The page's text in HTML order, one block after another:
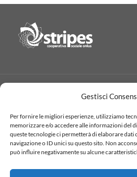
Gestisci
Per fornire le migliori esperienze, utilizziamo
memorizzare e/o accedere alle informazioni del
queste tecnologie ci permetterà di elaborare
navigazione o ID unici su questo sito. Non
può influire negativamente su alcune
Sede Legale:
Via Ghisolfa, 32 – 20017 Rho (MI)
pec: cooperativa@pec.stripes.it
P.IVA e C.F. 09635360150
Tel.
e-mail: